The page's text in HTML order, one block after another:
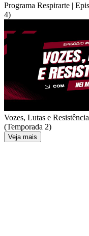
Programa Respirarte |
4)
Vozes, Lutas e
(Temporada 2)
Veja mais